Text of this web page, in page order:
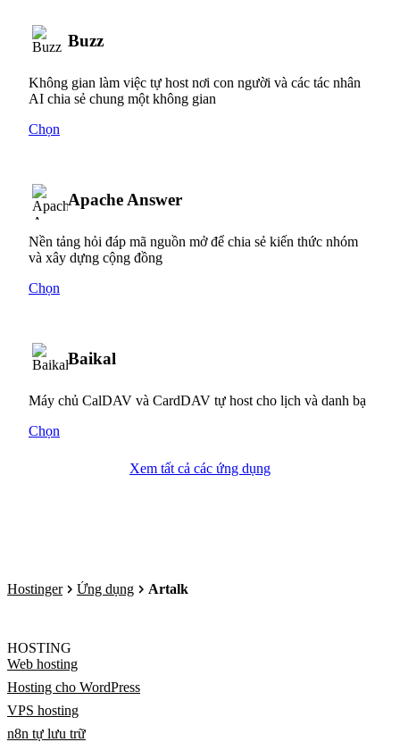
Buzz
Không gian làm việc tự host nơi con người và các tác nhân
AI chia sẻ chung một không gian
Chọn
Apache Answer
Nền tảng hỏi đáp mã nguồn mở để chia sẻ kiến thức nhóm
và xây dựng cộng đồng
Chọn
Baikal
Máy chủ CalDAV và CardDAV tự host cho lịch và danh bạ
Chọn
Xem tất cả các ứng dụng
Hostinger Ứng dụng Artalk
HOSTING
Web hosting
Hosting cho WordPress
VPS hosting
n8n tự lưu trữ